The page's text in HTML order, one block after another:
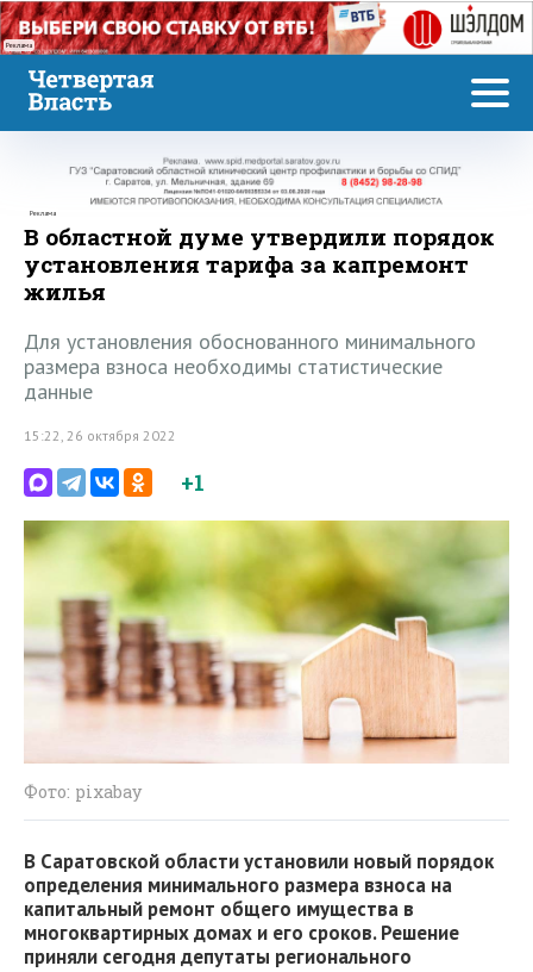
Реклама
Реклама
В областной думе утвердили порядок
установления тарифа за капремонт
жилья
Для установления обоснованного минимального
размера взноса необходимы статистические
данные
15:22, 26 октября 2022
+1
Фото: pixabay
В Саратовской области установили новый порядок
определения минимального размера взноса на
капитальный ремонт общего имущества в
многоквартирных домах и его сроков. Решение
приняли сегодня депутаты регионального